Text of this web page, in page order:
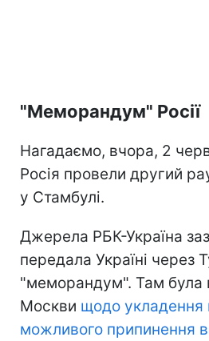
"Меморандум" Росії
Нагадаємо, вчора, 2
Росія провели другий
у Стамбулі.
Джерела РБК-Україна
передала Україні через
"меморандум". Там була
Москви щодо укладення
можливого припинення